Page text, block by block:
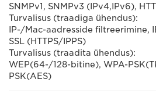
SNMPv1, SNMPv3 (IPv4,IPv6),
Turvalisus (traadiga ühendus):
IP-/Mac-aadresside filtreerimine,
SSL (HTTPS/IPPS)
Turvalisus (traadita ühendus):
WEP(64-/128-bitine), WPA-
PSK(AES)